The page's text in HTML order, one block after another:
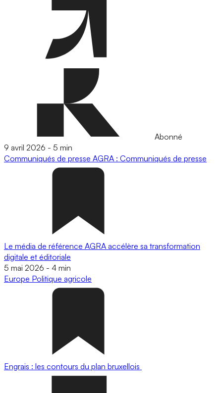
Abonné
9 avril 2026 - 5 min
Communiqués de presse AGRA : Communiqués de presse
Le média de référence AGRA accélère sa transformation
digitale et éditoriale
5 mai 2026 - 4 min
Europe Politique agricole
Engrais : les contours du plan bruxellois